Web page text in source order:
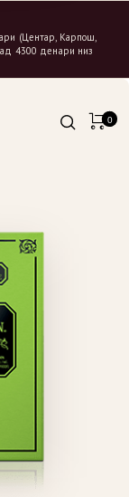
(Центар, Карпош,
4300 денари низ
0